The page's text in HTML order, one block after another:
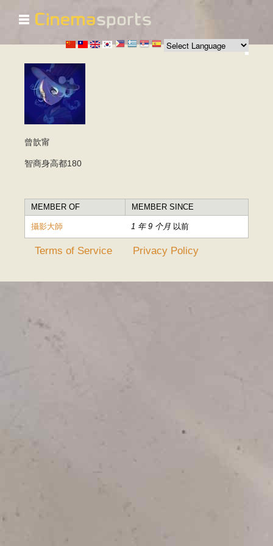
跳
转
到
☰
曾歆甯
智商身高都180
MEMBER OF MEMBER SINCE
攝影大師 1 年 9 个月 以前
Terms of Service Privacy Policy